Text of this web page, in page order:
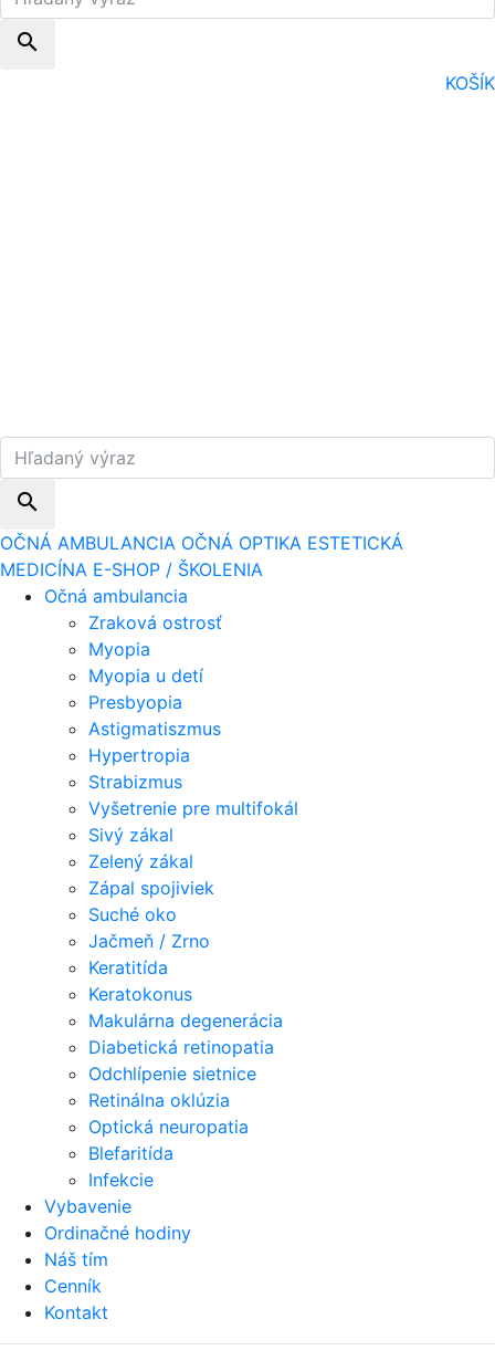
search
KOŠÍK
search
OČNÁ AMBULANCIA OČNÁ OPTIKA ESTETICKÁ
MEDICÍNA E-SHOP / ŠKOLENIA
Očná ambulancia
Zraková ostrosť
Myopia
Myopia u detí
Presbyopia
Astigmatiszmus
Hypertropia
Strabizmus
Vyšetrenie pre multifokál
Sivý zákal
Zelený zákal
Zápal spojiviek
Suché oko
Jačmeň / Zrno
Keratitída
Keratokonus
Makulárna degenerácia
Diabetická retinopatia
Odchlípenie sietnice
Retinálna oklúzia
Optická neuropatia
Blefaritída
Infekcie
Vybavenie
Ordinačné hodiny
Náš tím
Cenník
Kontakt